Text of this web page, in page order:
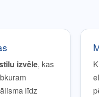
izvēle, kas
līdz